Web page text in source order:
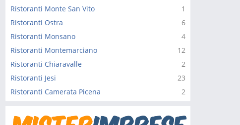
1
Ristoranti Monte San Vito
6
Ristoranti Ostra
4
Ristoranti Monsano
12
Ristoranti Montemarciano
2
Ristoranti Chiaravalle
23
Ristoranti Jesi
2
Ristoranti Camerata Picena